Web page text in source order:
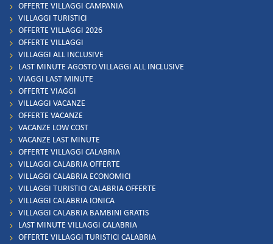
OFFERTE VILLAGGI CAMPANIA
VILLAGGI TURISTICI
OFFERTE VILLAGGI 2026
OFFERTE VILLAGGI
VILLAGGI ALL INCLUSIVE
LAST MINUTE AGOSTO VILLAGGI ALL INCLUSIVE
VIAGGI LAST MINUTE
OFFERTE VIAGGI
VILLAGGI VACANZE
OFFERTE VACANZE
VACANZE LOW COST
VACANZE LAST MINUTE
OFFERTE VILLAGGI CALABRIA
VILLAGGI CALABRIA OFFERTE
VILLAGGI CALABRIA ECONOMICI
VILLAGGI TURISTICI CALABRIA OFFERTE
VILLAGGI CALABRIA IONICA
VILLAGGI CALABRIA BAMBINI GRATIS
LAST MINUTE VILLAGGI CALABRIA
OFFERTE VILLAGGI TURISTICI CALABRIA